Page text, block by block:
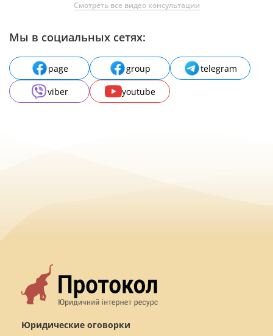
Смотреть все видео консультации
Мы в социальных сетях:
page group
telegram
viber
youtube
Юридические оговорки